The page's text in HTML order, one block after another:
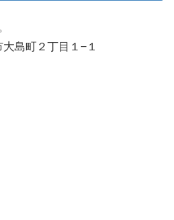
島町２丁目１−１